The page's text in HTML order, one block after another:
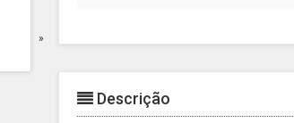
Descrição